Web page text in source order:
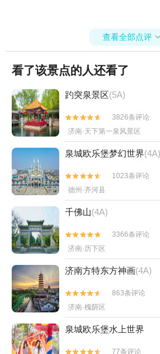
查看全部点评 
看了该景点的人还看了
趵突泉景区(5A)


3826条评论
济南·天下第一泉风景区
泉城欧乐堡梦幻世界(4A)


1023条评论
德州·齐河县
千佛山(4A)


3366条评论
济南·历下区
济南方特东方神画(4A)


863条评论
济南·槐荫区
泉城欧乐堡水上世界

 77条评论